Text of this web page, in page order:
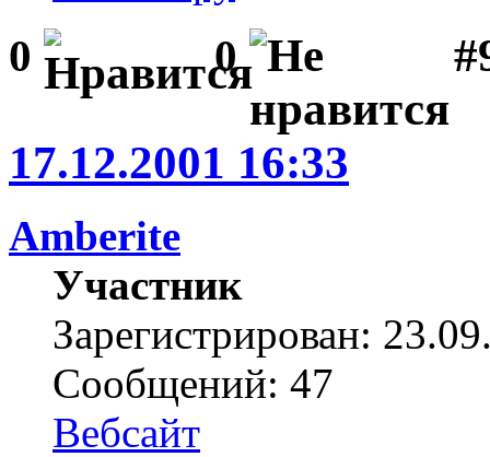
0 0
17.12.2001 16:33
Amberite
Участник
Зарегистрирован:
Сообщений: 47
Вебсайт